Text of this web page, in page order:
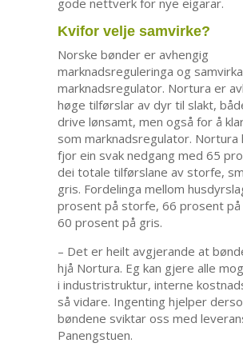
gode nettverk for nye eigarar.
Kvifor velje samvirke?
Norske bønder er avhengig
marknadsreguleringa og
marknadsregulator. Nortura er
høge tilførslar av dyr til slakt,
drive lønsamt, men også for å
som marknadsregulator. Nortura
fjor ein svak nedgang med 65
dei totale tilførslane av storfe,
gris. Fordelinga mellom
prosent på storfe, 66 prosent på
60 prosent på gris.
– Det er heilt avgjerande at
hjå Nortura. Eg kan gjere alle
i industristruktur, interne
så vidare. Ingenting hjelper
bøndene sviktar oss med
Panengstuen.